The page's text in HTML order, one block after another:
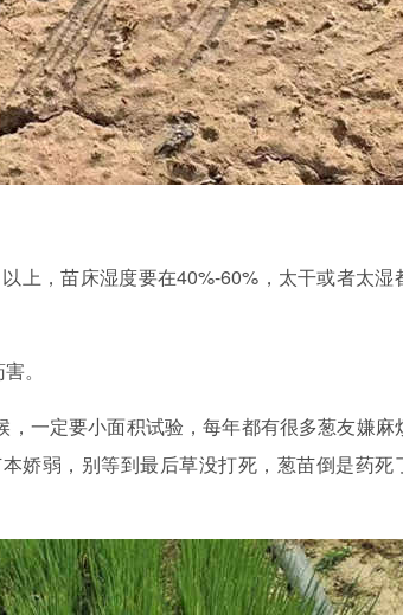
上，苗床湿度要在40%-60%，太干或者太湿
。
一定要小面积试验，每年都有很多葱友嫌麻
娇弱，别等到最后草没打死，葱苗倒是药死